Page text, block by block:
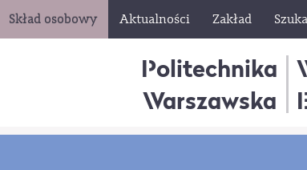
Skład osobowy Aktualności Zakład
Politechnika
Warszawska